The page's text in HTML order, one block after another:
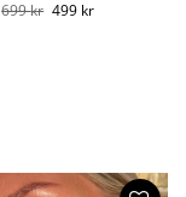
699kr Det
ursprungliga
499 krDet